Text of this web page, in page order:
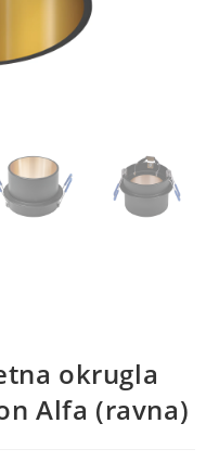
okrugla
Alfa (ravna)